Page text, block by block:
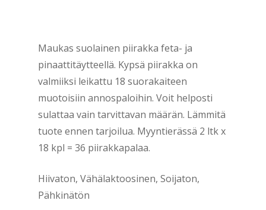
Maukas suolainen piirakka feta- ja
pinaattitäytteellä. Kypsä piirakka on
valmiiksi leikattu 18 suorakaiteen
muotoisiin annospaloihin. Voit helposti
sulattaa vain tarvittavan määrän. Lämmitä
tuote ennen tarjoilua. Myyntierässä 2 ltk x
18 kpl = 36 piirakkapalaa.
Hiivaton, Vähälaktoosinen, Soijaton,
Pähkinätön